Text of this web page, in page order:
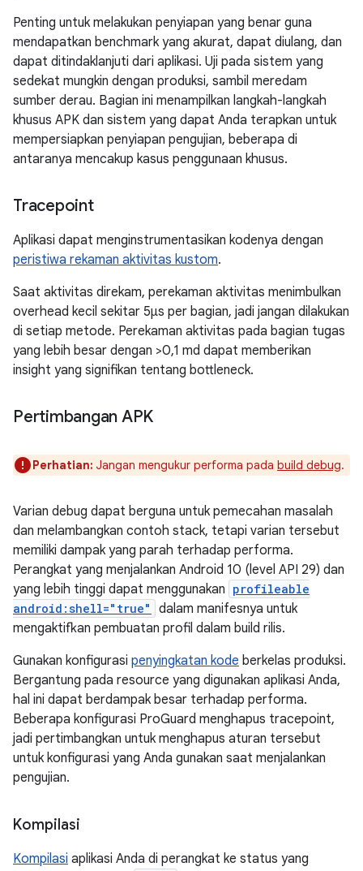
Penting untuk melakukan penyiapan yang benar guna
mendapatkan benchmark yang akurat, dapat diulang, dan
dapat ditindaklanjuti dari aplikasi. Uji pada sistem yang
sedekat mungkin dengan produksi, sambil meredam
sumber derau. Bagian ini menampilkan langkah-langkah
khusus APK dan sistem yang dapat Anda terapkan untuk
mempersiapkan penyiapan pengujian, beberapa di
antaranya mencakup kasus penggunaan khusus.
Tracepoint
Aplikasi dapat menginstrumentasikan kodenya dengan
peristiwa rekaman aktivitas kustom.
Saat aktivitas direkam, perekaman aktivitas menimbulkan
overhead kecil sekitar 5μs per bagian, jadi jangan dilakukan
di setiap metode. Perekaman aktivitas pada bagian tugas
yang lebih besar dengan >0,1 md dapat memberikan
insight yang signifikan tentang bottleneck.
Pertimbangan APK
Perhatian: Jangan mengukur performa pada build debug.
Varian debug dapat berguna untuk pemecahan masalah
dan melambangkan contoh stack, tetapi varian tersebut
memiliki dampak yang parah terhadap performa.
Perangkat yang menjalankan Android 10 (level API 29) dan
yang lebih tinggi dapat menggunakan profileable
android:shell="true"
dalam manifesnya untuk
mengaktifkan pembuatan profil dalam build rilis.
Gunakan konfigurasi penyingkatan kode berkelas produksi.
Bergantung pada resource yang digunakan aplikasi Anda,
hal ini dapat berdampak besar terhadap performa.
Beberapa konfigurasi ProGuard menghapus tracepoint,
jadi pertimbangkan untuk menghapus aturan tersebut
untuk konfigurasi yang Anda gunakan saat menjalankan
pengujian.
Kompilasi
Kompilasi aplikasi Anda di perangkat ke status yang